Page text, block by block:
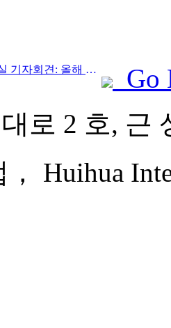
Prev:국무원 정보판공실 기자회견: 올해 상반기 우리나라 국경 간 여행수입 42% 증가
Go
로 2 호, 근
Huihua